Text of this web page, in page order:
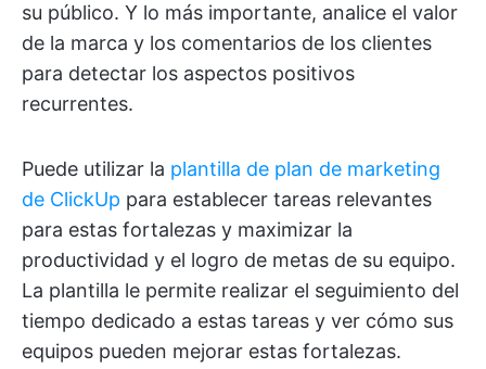
su público. Y lo más importante, analice el valor
de la marca y los comentarios de los clientes
para detectar los aspectos positivos
recurrentes.
Puede utilizar la plantilla de plan de marketing
de ClickUp para establecer tareas relevantes
para estas fortalezas y maximizar la
productividad y el logro de metas de su equipo.
La plantilla le permite realizar el seguimiento del
tiempo dedicado a estas tareas y ver cómo sus
equipos pueden mejorar estas fortalezas.